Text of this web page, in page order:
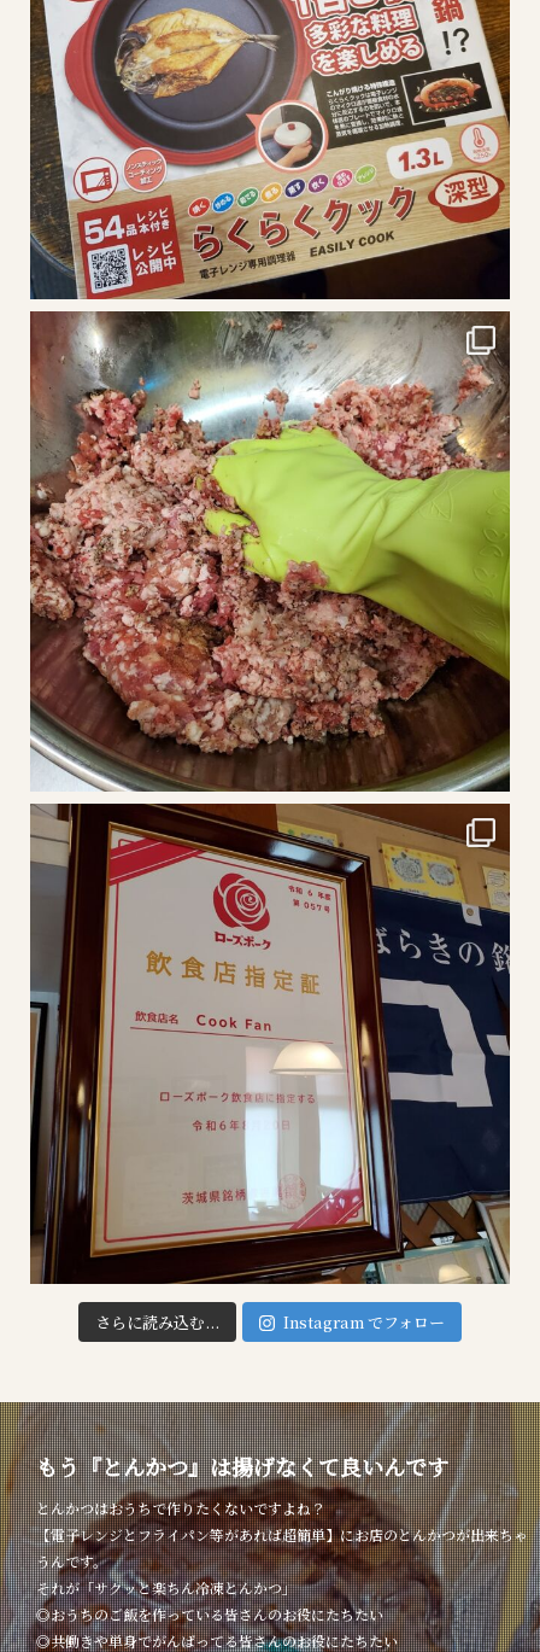
さらに読み込む... Instagram でフォロー
もう『とんかつ』は揚げなくて良いんです
とんかつはおうちで作りたくないですよね？
【電子レンジとフライパン等があれば超簡単】にお店のとんかつが出来ちゃ
うんです。
それが「サクッと楽ちん冷凍とんかつ」
◎おうちのご飯を作っている皆さんのお役にたちたい
◎共働きや単身でがんばってる皆さんのお役にたちたい